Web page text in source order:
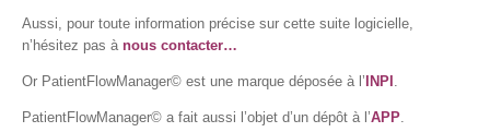
Aussi, pour toute information précise sur cette suite logicielle,
n’hésitez pas à nous contacter…
Or PatientFlowManager© est une marque déposée à l’ INPI .
PatientFlowManager© a fait aussi l’objet d’un dépôt à l’APP.